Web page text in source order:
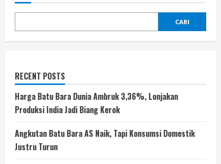
CARI
RECENT POSTS
Harga Batu Bara Dunia Ambruk 3,36%, Lonjakan
Produksi India Jadi Biang Kerok
Angkutan Batu Bara AS Naik, Tapi Konsumsi Domestik
Justru Turun